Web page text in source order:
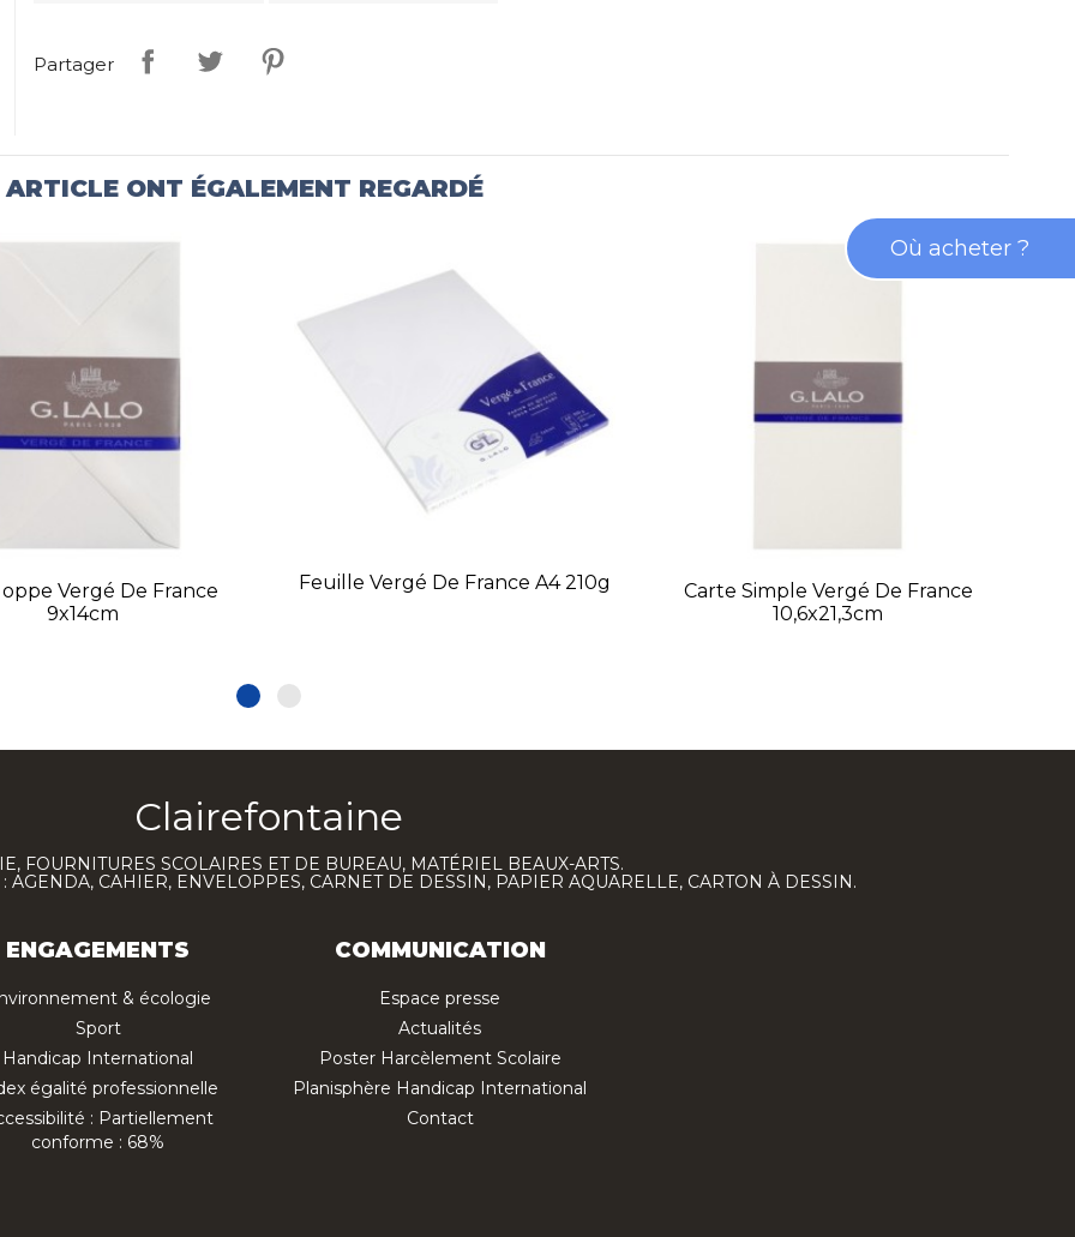
Partager
ONT ÉGALEMENT REGARDÉ
Vergé De France
9x14cm
Feuille Vergé De France A4 210g
Carte Simple Vergé De France
10,6x21,3cm
Clairefontaine
FOURNITURES SCOLAIRES ET DE BUREAU, MATÉRIEL BEAUX-ARTS.
AGENDA, CAHIER, ENVELOPPES, CARNET DE DESSIN, PAPIER AQUARELLE, CARTON À DESSIN.
ENGAGEMENTS
& écologie
Sport
Handicap International
égalité professionnelle
: Partiellement
conforme : 68%
COMMUNICATION
Espace presse
Actualités
Poster Harcèlement Scolaire
Planisphère Handicap International
Contact
Où acheter ?